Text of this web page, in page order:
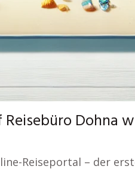
Dohna
Reiseportal – der